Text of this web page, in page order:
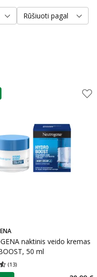
Rūšiuoti pagal
naktinis veido kremas
50 ml
(13) 4.54